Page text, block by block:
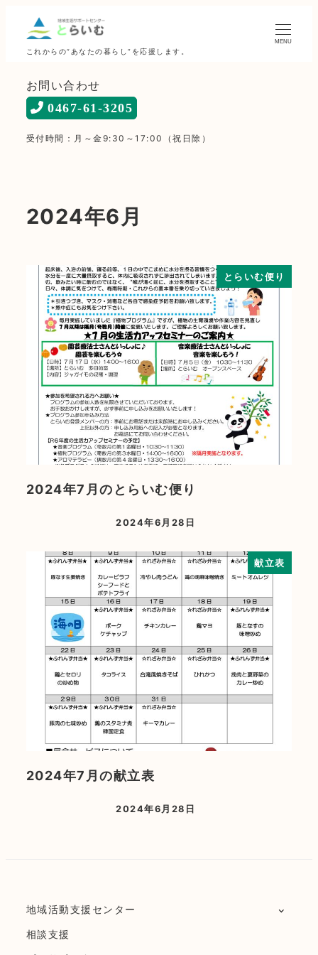
これからの“あなたの暮らし”を応援します。
MENU
お問い合わせ
0467-61-3205
受付時間：月～金9:30～17:00（祝日除）
2024年6月
とらいむ便り
2024年7月のとらいむ便り
2024年6月28日
献立表
2024年7月の献立表
2024年6月28日
地域活動支援センター
相談支援